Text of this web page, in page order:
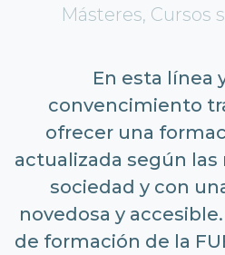
Másteres, Cursos
En esta línea
convencimiento
ofrecer una
actualizada según las
sociedad y con
novedosa y
de formación de la